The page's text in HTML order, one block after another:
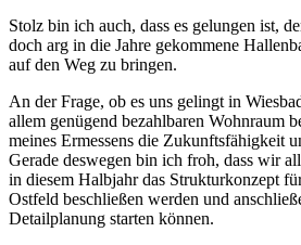
Stolz bin ich auch, dass es gelungen ist,
doch arg in die Jahre gekommene
auf den Weg zu bringen.
An der Frage, ob es uns gelingt in
allem genügend bezahlbaren Wohnraum
meines Ermessens die Zukunftsfähigkeit
Gerade deswegen bin ich froh, dass wir
in diesem Halbjahr das Strukturkonzept
Ostfeld beschließen werden und
Detailplanung starten können.